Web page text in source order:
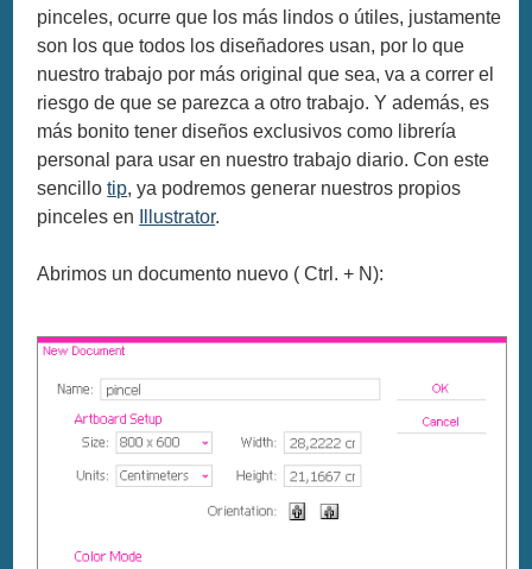
pinceles, ocurre que los más lindos o útiles, justamente
son los que todos los diseñadores usan, por lo que
nuestro trabajo por más original que sea, va a correr el
riesgo de que se parezca a otro trabajo. Y además, es
más bonito tener diseños exclusivos como librería
personal para usar en nuestro trabajo diario. Con este
sencillotip, ya podremos generar nuestros propios
pinceles en
Illustrator.
Abrimos un documento nuevo ( Ctrl. + N):